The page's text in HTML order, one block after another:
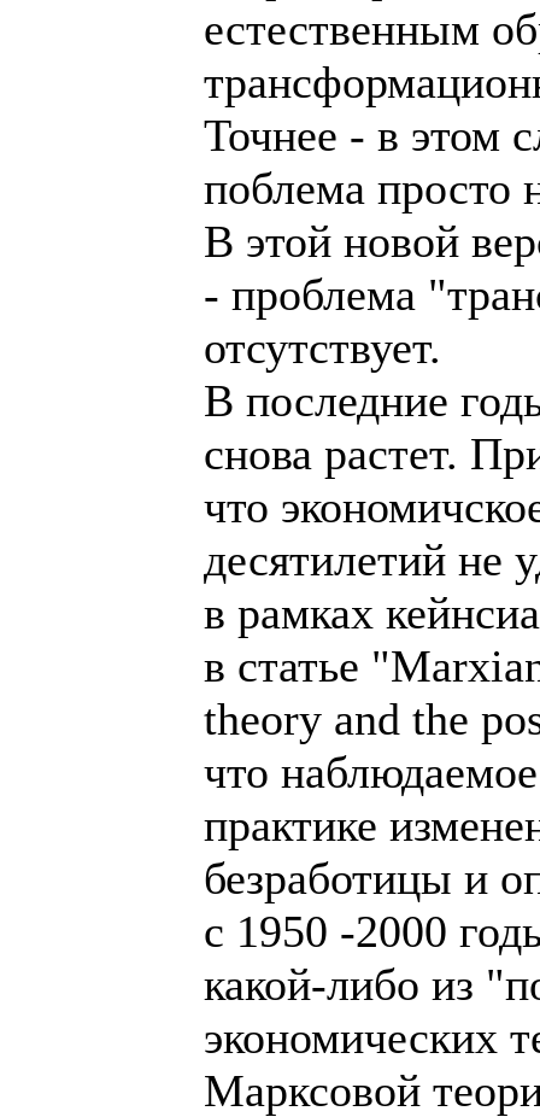
естественным
Точнее - в этом
поблема просто
В этой новой
- проблема
отсутствует.
В последние
снова растет.
что
десятилетий не
в рамках
в статье
theory and the
что
практике
безработицы и
с 1950 -2000
какой-либо из
экономических
Марксовой